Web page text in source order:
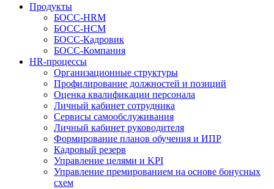
Продукты
БОСС-HRM
БОСС-HCM
БОСС-Кадровик
БОСС-Компания
HR-процессы
Организационные структуры
Профилирование должностей и позиций
Оценка квалификации персонала
Личный кабинет сотрудника
Сервисы самообслуживания
Личный кабинет руководителя
Формирование планов обучения и ИПР
Кадровый резерв
Управление целями и KPI
Управление премированием на основе бонусных
схем